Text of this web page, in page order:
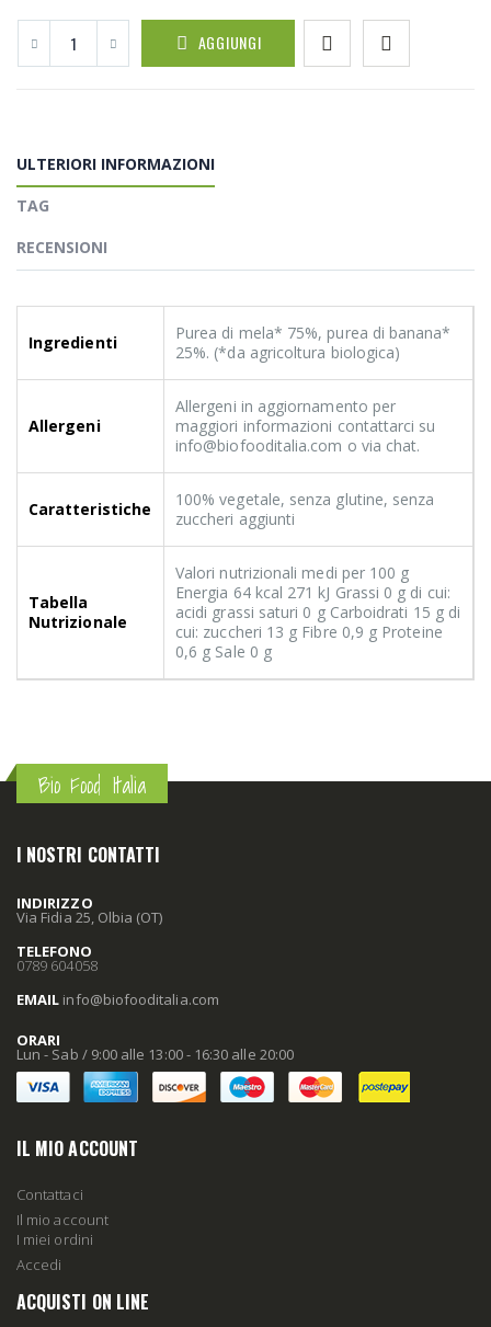
AGGIUNGI
ULTERIORI INFORMAZIONI
TAG
RECENSIONI
Ingredienti
Purea di mela* 75%, purea di banana*
25%. (*da agricoltura biologica)
Allergeni
Allergeni in aggiornamento per
maggiori informazioni contattarci su
info@biofooditalia.com o via chat.
Caratteristiche
100% vegetale, senza glutine, senza
zuccheri aggiunti
Tabella
Nutrizionale
Valori nutrizionali medi per 100 g
Energia 64 kcal 271 kJ Grassi 0 g di cui:
acidi grassi saturi 0 g Carboidrati 15 g di
cui: zuccheri 13 g Fibre 0,9 g Proteine
0,6 g Sale 0 g
Bio Food Italia
I NOSTRI CONTATTI
INDIRIZZO
Via Fidia 25, Olbia (OT)
TELEFONO
0789 604058
EMAIL info@biofooditalia.com
ORARI
Lun - Sab / 9:00 alle 13:00 - 16:30 alle 20:00
IL MIO ACCOUNT
Contattaci
Il mio account
I miei ordini
Accedi
ACQUISTI ON LINE